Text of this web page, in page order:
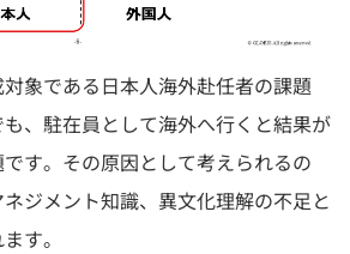
象である日本人海外赴任者の課題
、駐在員として海外へ行くと結果が
す。その原因として考えられるの
ジメント知識、異文化理解の不足と
す。